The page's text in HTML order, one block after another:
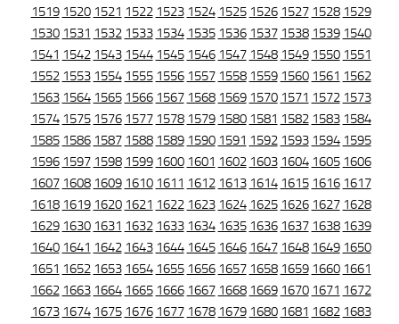
1519 1520 1521 1522 1523 1524 1525 1526 1527 1528 1529
1530 1531 1532 1533 1534 1535 1536 1537 1538 1539 1540
1541 1542 1543 1544 1545 1546 1547 1548 1549 1550 1551
1552 1553 1554 1555 1556 1557 1558 1559 1560 1561 1562
1563 1564 1565 1566 1567 1568 1569 1570 1571 1572 1573
1574 1575 1576 1577 1578 1579 1580 1581 1582 1583 1584
1585 1586 1587 1588 1589 1590 1591 1592 1593 1594 1595
1596 1597 1598 1599 1600 1601 1602 1603 1604 1605 1606
1607 1608 1609 1610 1611 1612 1613 1614 1615 1616 1617
1618 1619 1620 1621 1622 1623 1624 1625 1626 1627 1628
1629 1630 1631 1632 1633 1634 1635 1636 1637 1638 1639
1640 1641 1642 1643 1644 1645 1646 1647 1648 1649 1650
1651 1652 1653 1654 1655 1656 1657 1658 1659 1660 1661
1662 1663 1664 1665 1666 1667 1668 1669 1670 1671 1672
1673 1674 1675 1676 1677 1678 1679 1680 1681 1682 1683